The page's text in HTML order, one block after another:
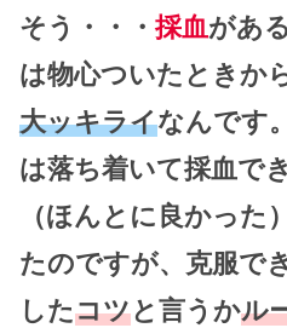
そう・・・ 採血があ
は物心ついたときか
大ッキライなんです
は落ち着いて採血で
（ほんとに良かった
たのですが、克服で
したコツと言うかル